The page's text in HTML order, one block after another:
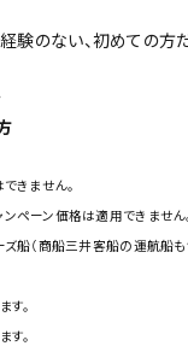
のない、初めての方
きません。
ペーン価格は適用できません
船（商船三井客船の運航船
。
す。